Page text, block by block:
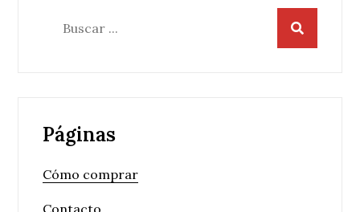
Páginas
Cómo comprar
Contacto